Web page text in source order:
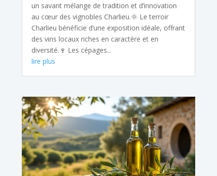
un savant mélange de tradition et d’innovation
au cœur des vignobles Charlieu.🌞 Le terroir
Charlieu bénéficie d’une exposition idéale, offrant
des vins locaux riches en caractère et en
diversité.🍷 Les cépages...
lire plus